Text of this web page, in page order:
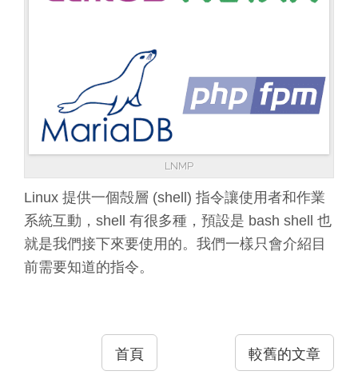
LNMP
Linux 提供一個殻層 (shell) 指令讓使用者和作業
系統互動，shell 有很多種，預設是 bash shell 也
就是我們接下來要使用的。我們一樣只會介紹目
前需要知道的指令。
較舊的文章
首頁